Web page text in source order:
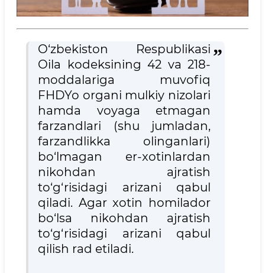
O‘zbekiston Respublikasi
Oila kodeksining 42 va 218-
moddalariga muvofiq
FHDYo organi mulkiy nizolari
hamda voyaga etmagan
farzandlari (shu jumladan,
farzandlikka olinganlari)
bo‘lmagan er-xotinlardan
nikohdan ajratish
to‘g‘risidagi arizani qabul
qiladi. Agar xotin homilador
bo‘lsa nikohdan ajratish
to‘g‘risidagi arizani qabul
qilish rad etiladi.